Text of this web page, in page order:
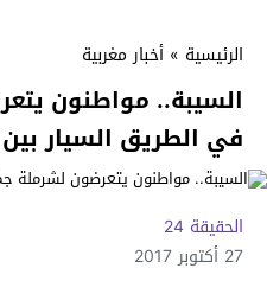
الرئيسية » أخبار مغربية
السيبة.. مواطنون
في الطريق السيار بين
الحقيقة 24
27 أكتوبر 2017